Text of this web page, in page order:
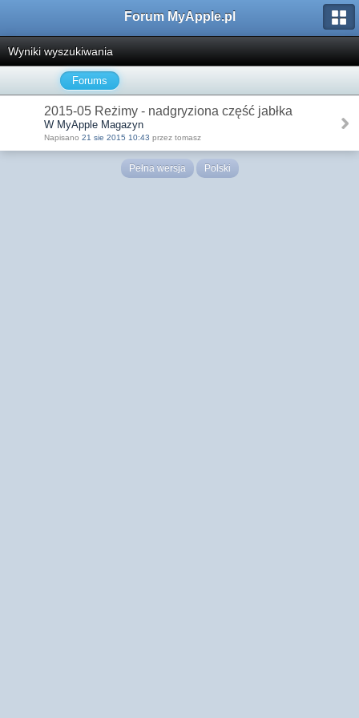
Forum MyApple.pl
Wyniki wyszukiwania
Forums
2015-05 Reżimy - nadgryziona część jabłka
W MyApple Magazyn
Napisano 21 sie 2015 10:43 przez tomasz
Pełna wersja Polski